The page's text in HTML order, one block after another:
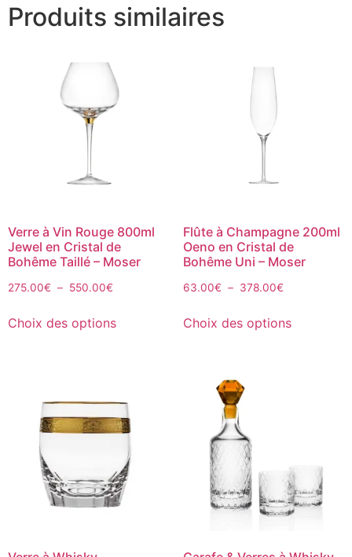
Produits similaires
Verre à Vin Rouge 800ml
Jewel en Cristal de
Bohême Taillé – Moser
275.00€ – 550.00€
Choix des options
Flûte à Champagne 200ml
Oeno en Cristal de
Bohême Uni – Moser
63.00€ – 378.00€
Choix des options